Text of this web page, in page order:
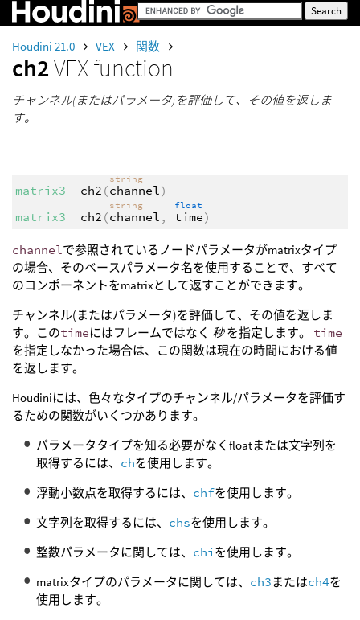
Houdini 21.0 VEX 関数
ch2VEX function
チャンネル(またはパラメータ)を評価して、その値を返しま
す。
matrix3 ch2 (
string
channel)
matrix3
ch2 (
string
channel ,
float
time)
channelで参照されているノードパラメータがmatrixタイプ
の場合、そのベースパラメータ名を使用することで、すべて
のコンポーネントをmatrixとして返すことができます。
チャンネル(またはパラメータ)を評価して、その値を返しま
す。このtimeにはフレームではなく 秒を指定します。 time
を指定しなかった場合は、この関数は現在の時間における値
を返します。
Houdiniには、色々なタイプのチャンネル/パラメータを評価す
るための関数がいくつかあります。
パラメータタイプを知る必要がなくfloatまたは文字列を
取得するには、 chを使用します。
浮動小数点を取得するには、 chfを使用します。
文字列を取得するには、 chsを使用します。
整数パラメータに関しては、 chi を使用します。
matrixタイプのパラメータに関しては、 ch3またはch4を
使用します。